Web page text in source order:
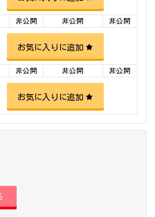
非公開 非公開 非公開
お気に入りに追加
非公開 非公開 非公開
お気に入りに追加